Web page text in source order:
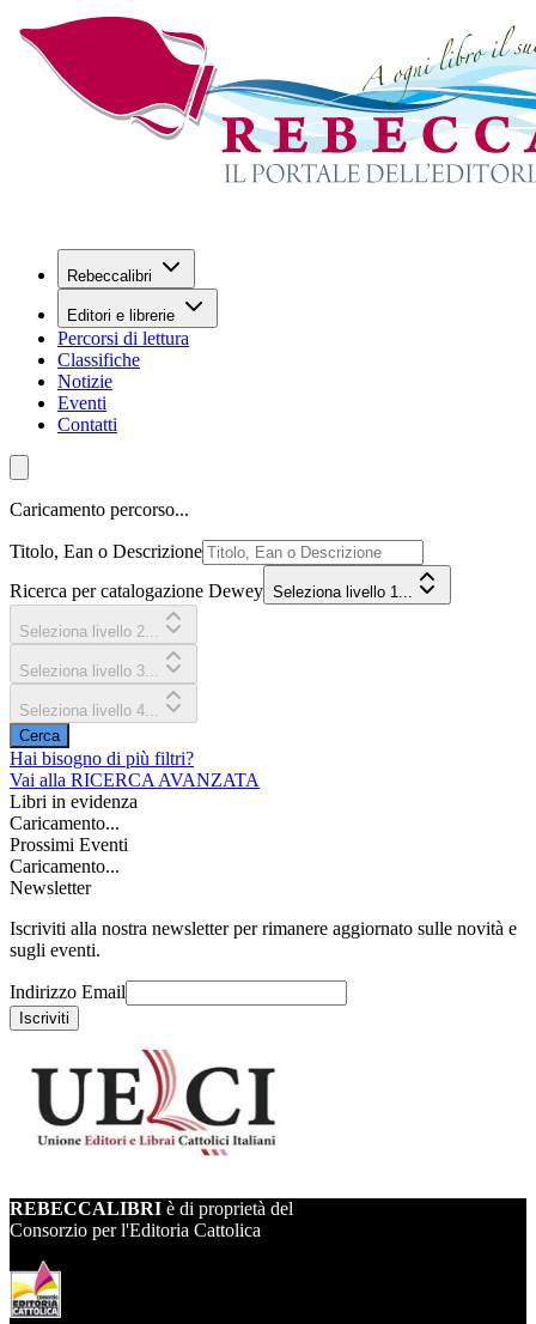
Rebeccalibri
Editori e librerie
Percorsi di lettura
Classifiche
Notizie
Eventi
Contatti
Caricamento percorso...
Titolo, Ean o Descrizione
Ricerca per catalogazione Dewey Seleziona livello 1...
Seleziona livello 2...
Seleziona livello 3...
Seleziona livello 4...
Cerca
Hai bisogno di più filtri?
Vai alla RICERCA AVANZATA
Libri in evidenza
Caricamento...
Prossimi Eventi
Caricamento...
Newsletter
Iscriviti alla nostra newsletter per rimanere aggiornato sulle novità e
sugli eventi.
Indirizzo Email
Iscriviti
REBECCALIBRI è di proprietà del
Consorzio per l'Editoria Cattolica